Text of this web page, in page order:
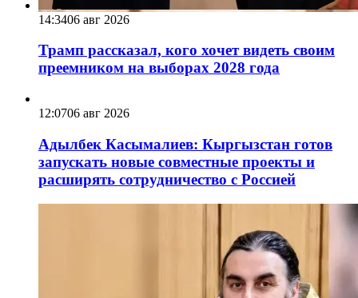
14:3406 авг 2026
Трамп рассказал, кого хочет видеть своим
преемником на выборах 2028 года
12:0706 авг 2026
Адылбек Касымалиев: Кыргызстан готов
запускать новые совместные проекты и
расширять сотрудничество с Россией